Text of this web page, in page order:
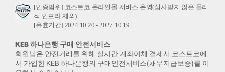
[인증범위] 코스트코 온라인몰 서비스 운영(심사받지 않은 물리
적 인프라 제외)
[유효기간] 2024.10.20 - 2027.10.19
KEB 하나은행 구매 안전서비스
회원님은 안전거래를 위해 실시간 계좌이체 결제시 코스트코에
서 가입한 KEB 하나은행의 구매안전서비스(채무지급보증)를 이